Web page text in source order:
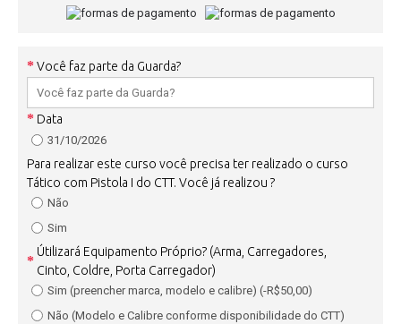
Você faz parte da Guarda?
Data
31/10/2026
Para realizar este curso você precisa ter realizado o curso
Tático com Pistola I do CTT. Você já realizou ?
Não
Sim
Útilizará Equipamento Próprio? (Arma, Carregadores,
Cinto, Coldre, Porta Carregador)
Sim (preencher marca, modelo e calibre) (-R$50,00)
Não (Modelo e Calibre conforme disponibilidade do CTT)